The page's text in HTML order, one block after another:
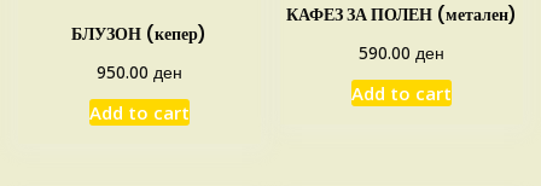
БЛУЗОН (кепер)
950.00 ден
Add to cart
КАФЕЗ ЗА ПОЛЕН (метален)
590.00ден
Add to cart